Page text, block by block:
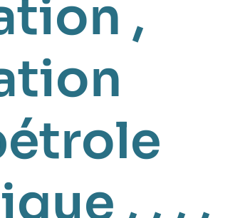
,
, , , ,